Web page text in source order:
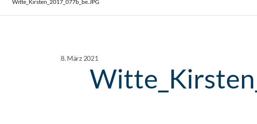
Witte_Kirsten_2017_077b_be.JPG
8. März 2021